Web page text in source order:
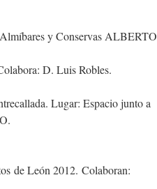
y Conservas ALBERTO
D. Luis Robles.
Lugar: Espacio junto a
de León 2012. Colaboran: